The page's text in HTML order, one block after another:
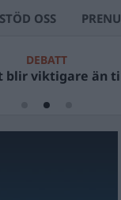
STÖD OSS
VECKANS VÄRSTA
Ulf